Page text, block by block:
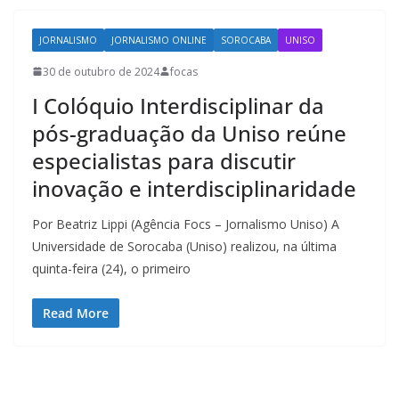
JORNALISMO JORNALISMO ONLINE SOROCABA UNISO
30 de outubro de 2024 focas
I Colóquio Interdisciplinar da
pós-graduação da Uniso reúne
especialistas para discutir
inovação e interdisciplinaridade
Por Beatriz Lippi (Agência Focs – Jornalismo Uniso) A
Universidade de Sorocaba (Uniso) realizou, na última
quinta-feira (24), o primeiro
Read More